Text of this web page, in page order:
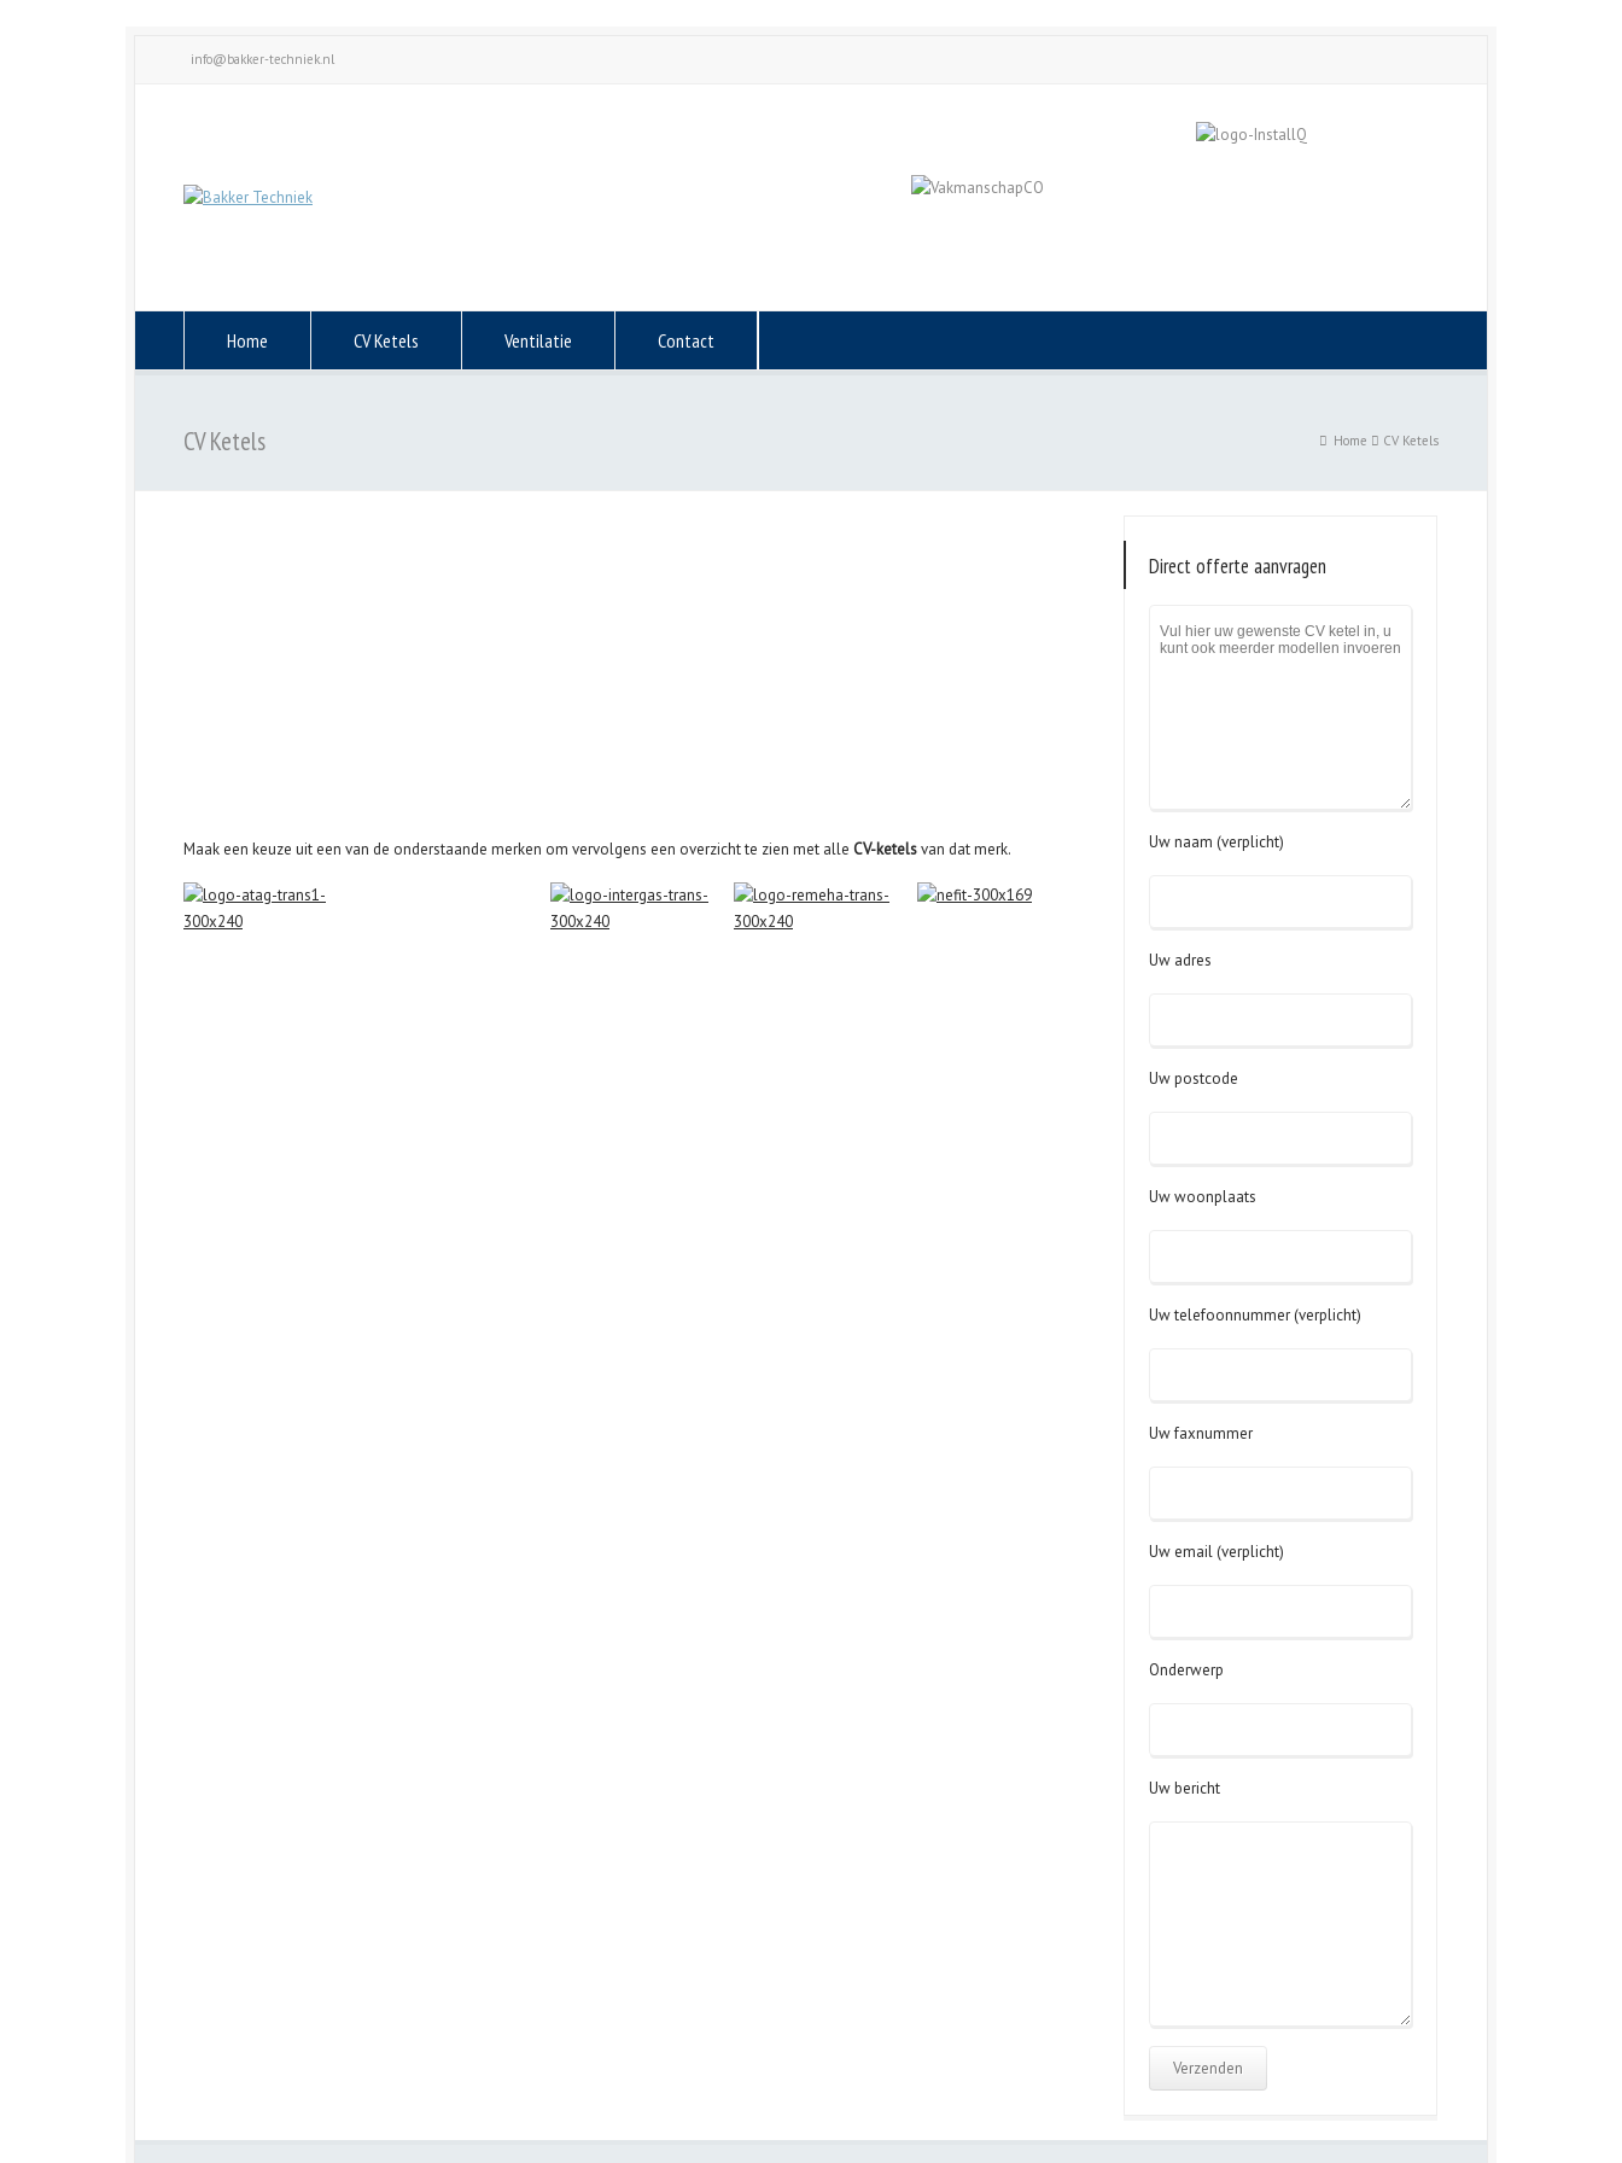
info@bakker-techniek.nl
Home CV Ketels Ventilatie Contact
CV Ketels Home CV Ketels
Maak een keuze uit een van de onderstaande merken om vervolgens een overzicht te zien met alle CV-ketelsvan dat merk.
Direct offerte aanvragen
Uw naam (verplicht)
Uw adres
Uw postcode
Uw woonplaats
Uw telefoonnummer (verplicht)
Uw faxnummer
Uw email (verplicht)
Onderwerp
Uw bericht